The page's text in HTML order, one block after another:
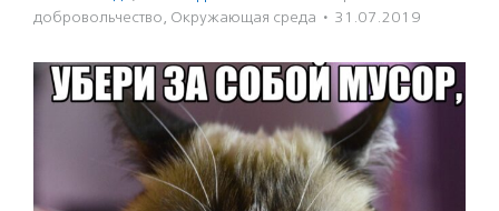
доброволь­чест­во, Окружающая среда · 31.07.2019